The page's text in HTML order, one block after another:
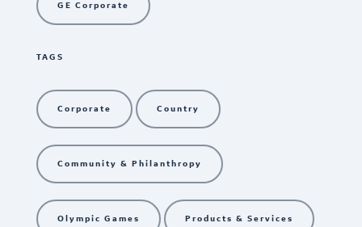
GE Corporate
TAGS
Corporate Country
Community & Philanthropy
Olympic Games Products & Services